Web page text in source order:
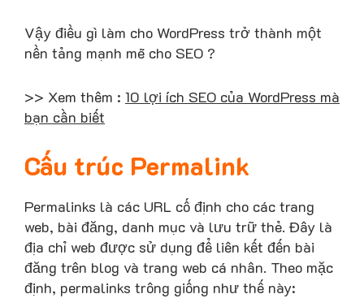
Vậy điều gì làm cho WordPress trở thành một
nền tảng mạnh mẽ cho SEO ?
>> Xem thêm : 10 lợi ích SEO của WordPress mà
bạn cần biết
Cấu trúc Permalink
Permalinks là các URL cố định cho các trang
web, bài đăng, danh mục và lưu trữ thẻ. Đây là
địa chỉ web được sử dụng để liên kết đến bài
đăng trên blog và trang web cá nhân. Theo mặc
định, permalinks trông giống như thế này: